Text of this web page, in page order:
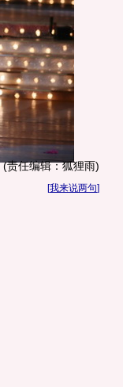
(责任编辑：狐狸雨)
[我来说两句]